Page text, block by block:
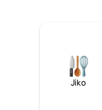
Jiko